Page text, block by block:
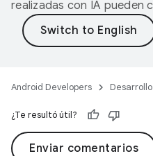
realizadas con IA pueden
Android Developers Desarrollo
¿Te resultó útil?
Enviar comentarios